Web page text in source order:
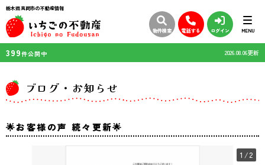
栃木県真岡市の不動産情報
物件検索 電話する ログイン MENU
399件公開中 2026.08.06更新
ブログ・お知らせ
🌟お客様の声 続々更新🌟
1 /2